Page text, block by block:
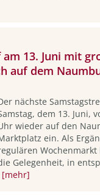
13. Juni mit
auf dem
nächste
dem 13. Juni,
wieder auf den
ein. Als
Gelegenheit, in
[mehr]